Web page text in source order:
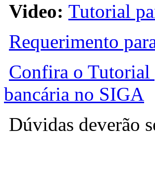
Video: Tutorial
Requerimento
Confira o Tutorial
bancária no SIGA
Dúvidas deverão